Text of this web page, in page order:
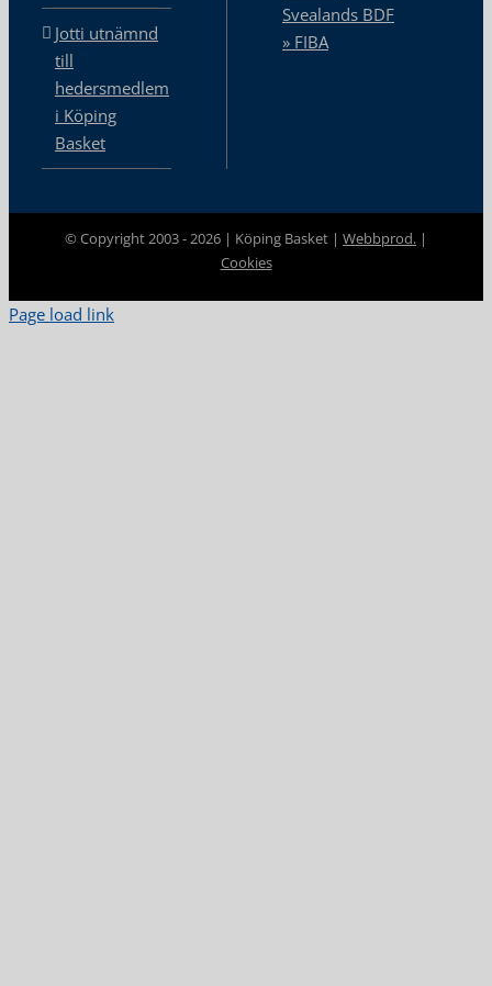
Jotti utnämnd
till
hedersmedlem
i Köping
Basket
Svealands BDF
» FIBA
© Copyright 2003 -2026 | Köping Basket | Webbprod. |
Cookies
Page load link